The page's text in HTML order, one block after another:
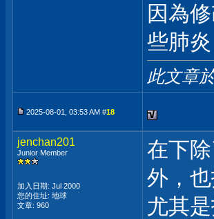
因為
些肺
此文章
2025-08-01, 03:53 AM #18
jenchan201
Junior Member
加入日期: Jul 2000
您的住址: 地球
文章: 960
在下
外，
尤其